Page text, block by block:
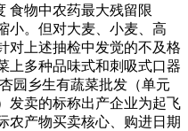
食物中农药最大残留限
小。但对大麦、小麦、高
对上述抽检中发觉的不及格
上多种品味式和刺吸式口器
园乡生有蔬菜批发（单元
发卖的标称出产企业为起飞
农产物买卖核心、购进日期